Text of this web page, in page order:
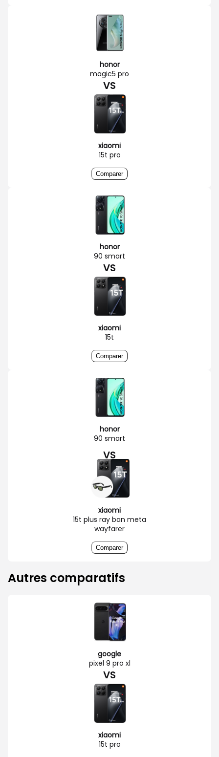
honor
magic5 pro
VS
xiaomi
15t pro
Comparer
honor
90 smart
VS
xiaomi
15t
Comparer
honor
90 smart
VS
xiaomi
15t plus ray ban meta
wayfarer
Comparer
Autres comparatifs
google
pixel 9 pro xl
VS
xiaomi
15t pro